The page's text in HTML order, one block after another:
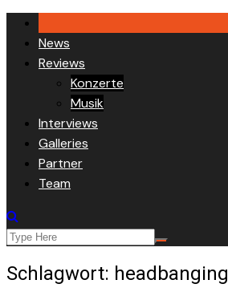
Skip
content
News
Reviews
Konzerte
Musik
Interviews
Galleries
Partner
Team
Schlagwort: headbanging